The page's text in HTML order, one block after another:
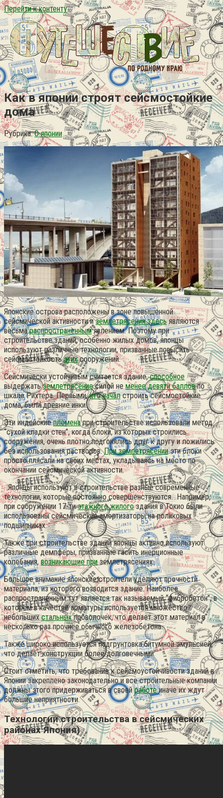
Перейти к контенту
Как в японии строят сейсмостойкие
дома
Рубрика: О японии
Японские острова расположены в зоне повышенной
сейсмической активности иземлетрясения здесьявляются
весьмараспространеннымявлением. Поэтому при
строительстве зданий, особенно жилых домов, японцы
используют различные технологии, призванные повысить
сейсмостойкостьэтихсооружений.
Сейсмически устойчивым считается здание,способное
выдержатьземлетрясениесилой не менее девяти балловпо
шкале Рихтера. Первыми,кто началстроить сейсмостойкие
дома, были древние инки.
Эти индейскиеплеменапри строительстве использовали метод
“сухой кладки стен”, когда блоки, из которых строились
сооружения, очень плотно подгонялись друг к другу и ложились
без использования растворов. При землетрясенииэти блоки
просто плясали на своих местах, укладываясь на место по
окончании сейсмической активности.
Японцы используют в строительстве разные современные
технологии, которые постоянно совершенствуются. Например,
при сооружении 17-тиэтажного жилогоздания в Токио были
использованы сейсмические амортизаторы на роликовых
подшипниках.
Также при строительстве зданий японцы активно используют
различные демпферы, призванные гасить инерционные
колебания,возникающие приземлетрясениях.
Большое внимание японские строители уделяют прочности
материала, из которого возводится здание. Наиболее
распространенным тут является так называемый “фибробетон”, в
котором в качестве арматуры используется множество
небольшихстальныхпроволочек, что делает этот материал в
несколько раз прочнее обычного железобетона.
Также широко используется подгрунтовка битумной эмульсией,
что делает конструкции более долговечными.
Стоит отметить, что требование к сейсмоустойчивости зданий в
Японии закреплено законодательно и все строительные компании
должны этого придерживаться в своейработеиначе их ждут
большие неприятности.
Технологии строительства в сейсмических
районах Япония)